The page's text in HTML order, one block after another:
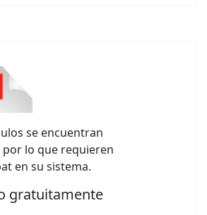
se encuentran
lo que requieren
en su sistema.
gratuitamente